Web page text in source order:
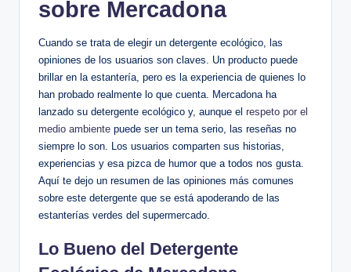
sobre Mercadona
Cuando se trata de elegir un detergente ecológico, las
opiniones de los usuarios son claves. Un producto puede
brillar en la estantería, pero es la experiencia de quienes lo
han probado realmente lo que cuenta. Mercadona ha
lanzado su detergente ecológico y, aunque el respeto por el
medio ambiente puede ser un tema serio, las reseñas no
siempre lo son. Los usuarios comparten sus historias,
experiencias y esa pizca de humor que a todos nos gusta.
Aquí te dejo un resumen de las opiniones más comunes
sobre este detergente que se está apoderando de las
estanterías verdes del supermercado.
Lo Bueno del Detergente